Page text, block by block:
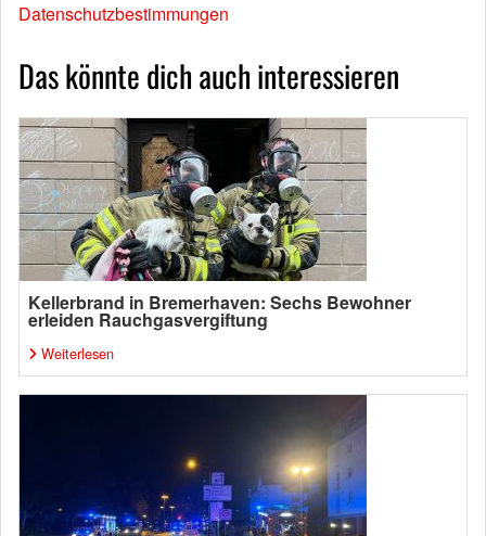
Datenschutzbestimmungen
Das könnte dich auch interessieren
Kellerbrand in Bremerhaven: Sechs Bewohner
erleiden Rauchgasvergiftung
Weiterlesen